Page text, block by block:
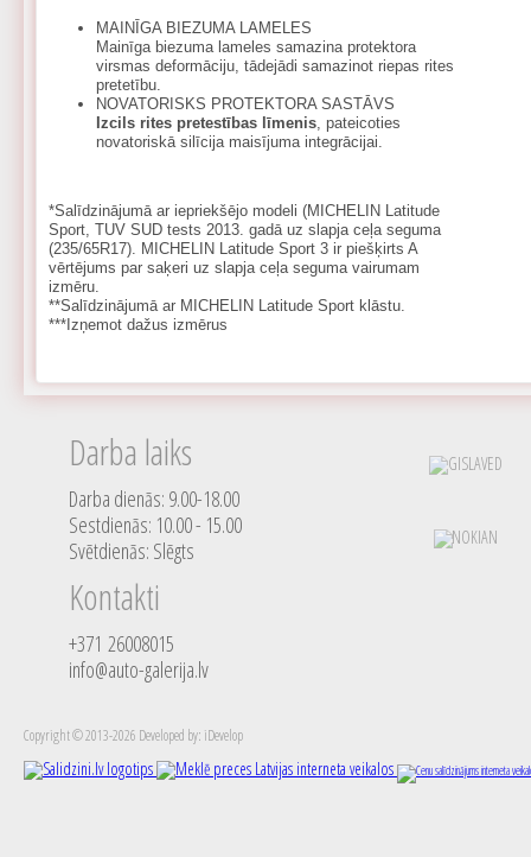
MAINĪGA BIEZUMA LAMELES
Mainīga biezuma lameles samazina protektora
virsmas deformāciju, tādejādi samazinot riepas rites
pretetību.
NOVATORISKS PROTEKTORA SASTĀVS
Izcils rites pretestības līmenis, pateicoties
novatoriskā silīcija maisījuma integrācijai.
*Salīdzinājumā ar iepriekšējo modeli (MICHELIN Latitude
Sport, TUV SUD tests 2013. gadā uz slapja ceļa seguma
(235/65R17). MICHELIN Latitude Sport 3 ir piešķirts A
vērtējums par saķeri uz slapja ceļa seguma vairumam
izmēru.
**Salīdzinājumā ar MICHELIN Latitude Sport klāstu.
***Izņemot dažus izmērus
Darba laiks
Darba dienās: 9.00-18.00
Sestdienās: 10.00 - 15.00
Svētdienās: Slēgts
Kontakti
+371 26008015
info@auto-galerija.lv
Copyright © 2013-2026 Developed by: iDevelop